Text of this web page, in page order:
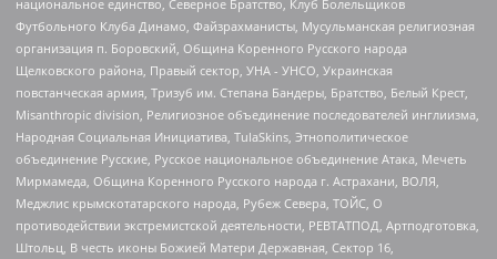
национальное единство, Северное Братство, Клуб Болельщиков
Футбольного Клуба Динамо, Файзрахманисты, Мусульманская религиозная
организация п. Боровский, Община Коренного Русского народа
Щелковского района, Правый сектор, УНА - УНСО, Украинская
повстанческая армия, Тризуб им. Степана Бандеры, Братство, Белый Крест,
Misanthropic division, Религиозное объединение последователей инглиизма,
Народная Социальная Инициатива, TulaSkins, Этнополитическое
объединение Русские, Русское национальное объединение Атака, Мечеть
Мирмамеда, Община Коренного Русского народа г. Астрахани, ВОЛЯ,
Меджлис крымскотатарского народа, Рубеж Севера, ТОЙС, О
противодействии экстремистской деятельности, РЕВТАТПОД, Артподготовка,
Штольц, В честь иконы Божией Матери Державная, Сектор 16,